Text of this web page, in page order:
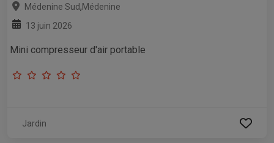
Médenine Sud,Médenine
13 juin 2026
Mini compresseur d'air portable
Jardin